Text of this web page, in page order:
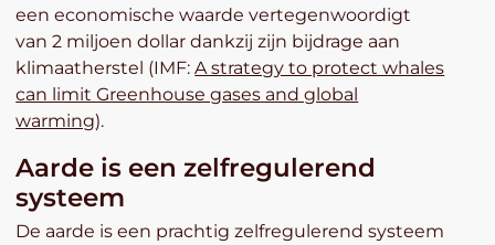
een economische waarde vertegenwoordigt
van 2 miljoen dollar dankzij zijn bijdrage aan
klimaatherstel (IMF:A strategy to protect whales
can limit Greenhouse gases and global
warming).
Aarde is een zelfregulerend
systeem
De aarde is een prachtig zelfregulerend systeem